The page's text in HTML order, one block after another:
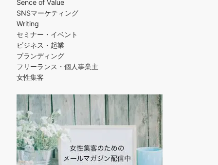
Sence of Value
SNSマーケティング
Writing
セミナー・イベント
ビジネス・起業
ブランディング
フリーランス・個人事業主
女性集客